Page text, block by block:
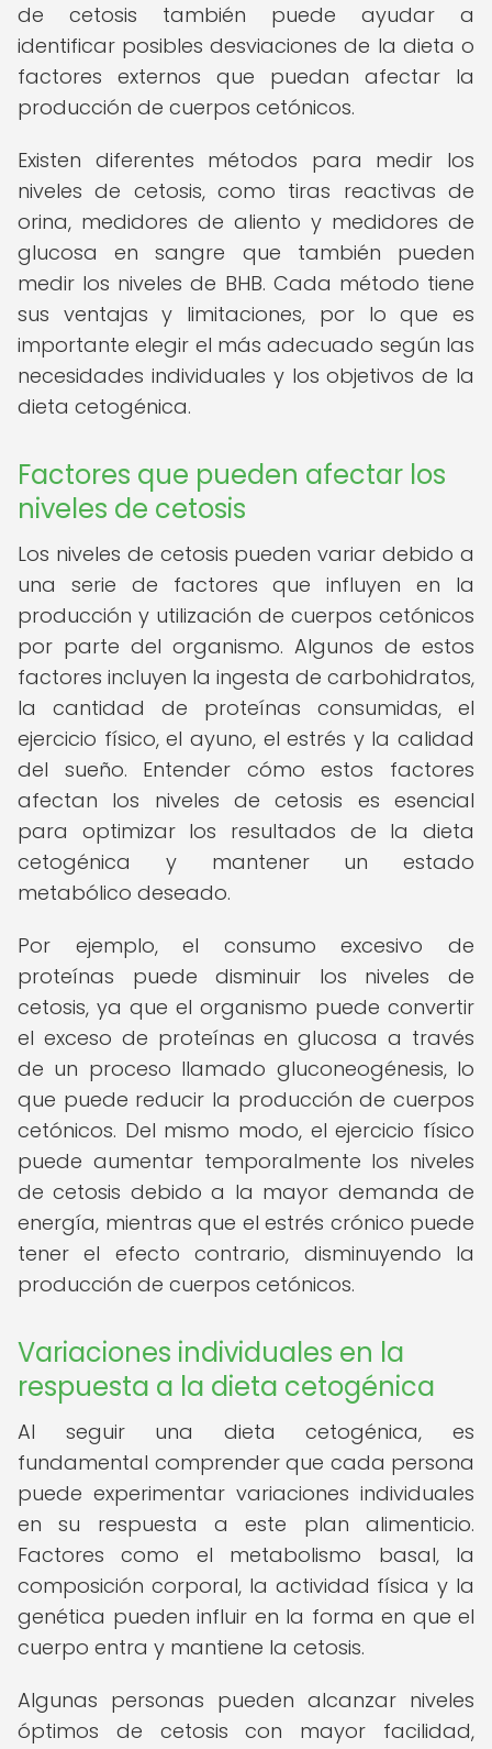
de cetosis también puede ayudar a
identificar posibles desviaciones de la dieta o
factores externos que puedan afectar la
producción de cuerpos cetónicos.
Existen diferentes métodos para medir los
niveles de cetosis, como tiras reactivas de
orina, medidores de aliento y medidores de
glucosa en sangre que también pueden
medir los niveles de BHB. Cada método tiene
sus ventajas y limitaciones, por lo que es
importante elegir el más adecuado según las
necesidades individuales y los objetivos de la
dieta cetogénica.
Factores que pueden afectar los
niveles de cetosis
Los niveles de cetosis pueden variar debido a
una serie de factores que influyen en la
producción y utilización de cuerpos cetónicos
por parte del organismo. Algunos de estos
factores incluyen la ingesta de carbohidratos,
la cantidad de proteínas consumidas, el
ejercicio físico, el ayuno, el estrés y la calidad
del sueño. Entender cómo estos factores
afectan los niveles de cetosis es esencial
para optimizar los resultados de la dieta
cetogénica y mantener un estado
metabólico deseado.
Por ejemplo, el consumo excesivo de
proteínas puede disminuir los niveles de
cetosis, ya que el organismo puede convertir
el exceso de proteínas en glucosa a través
de un proceso llamado gluconeogénesis, lo
que puede reducir la producción de cuerpos
cetónicos. Del mismo modo, el ejercicio físico
puede aumentar temporalmente los niveles
de cetosis debido a la mayor demanda de
energía, mientras que el estrés crónico puede
tener el efecto contrario, disminuyendo la
producción de cuerpos cetónicos.
Variaciones individuales en la
respuesta a la dieta cetogénica
Al seguir una dieta cetogénica, es
fundamental comprender que cada persona
puede experimentar variaciones individuales
en su respuesta a este plan alimenticio.
Factores como el metabolismo basal, la
composición corporal, la actividad física y la
genética pueden influir en la forma en que el
cuerpo entra y mantiene la cetosis.
Algunas personas pueden alcanzar niveles
óptimos de cetosis con mayor facilidad,